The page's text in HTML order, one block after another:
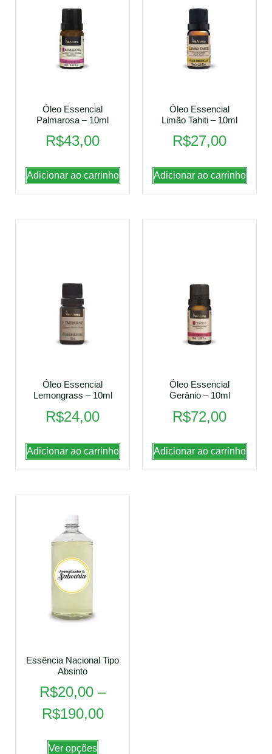
Óleo Essencial
Palmarosa – 10ml
R$43,00
Adicionar ao carrinho
Óleo Essencial
Limão Tahiti – 10ml
R$27,00
Adicionar ao carrinho
Óleo Essencial
Lemongrass – 10ml
R$24,00
Adicionar ao carrinho
Óleo Essencial
Gerânio – 10ml
R$72,00
Adicionar ao carrinho
Essência Nacional Tipo
Absinto
R$20,00 –
R$190,00
Ver opções